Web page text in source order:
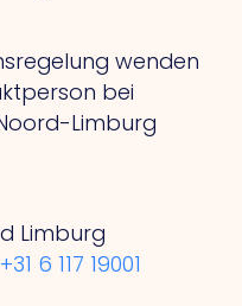
wenden
bei
Limburg
Limburg
+31 6 117 19001